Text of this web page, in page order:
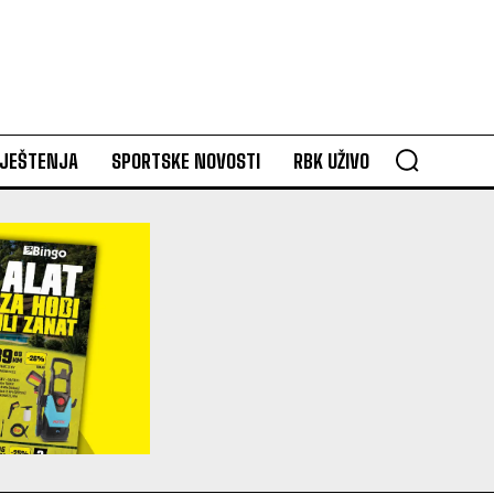
SPORTSKE NOVOSTI RBK UŽIVO